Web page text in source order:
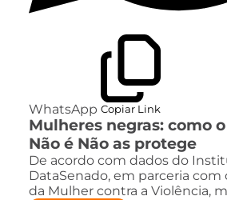
WhatsApp Copiar Link
Mulheres negras: como
Não é Não as protege
De acordo com dados do
DataSenado, em parceria com
da Mulher contra a Violência,